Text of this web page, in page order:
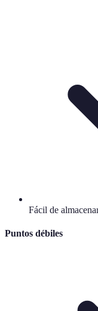
Fácil de
Puntos débiles